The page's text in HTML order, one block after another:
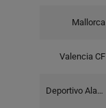
Mallorca
Valencia CF
Deportivo Alaves